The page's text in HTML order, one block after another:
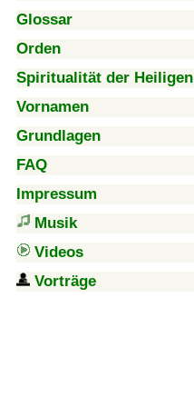
Glossar
Orden
Spiritualität der Heiligen
Vornamen
Grundlagen
FAQ
Impressum
Musik
Videos
Vorträge